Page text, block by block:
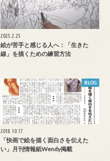
2025.2.25
絵が苦手と感じる人へ：「生きた
線」を描くための練習方法
BLOG
2018.10.17
「快画で絵を描く面白さを伝えた
い」月刊情報紙Wendy掲載